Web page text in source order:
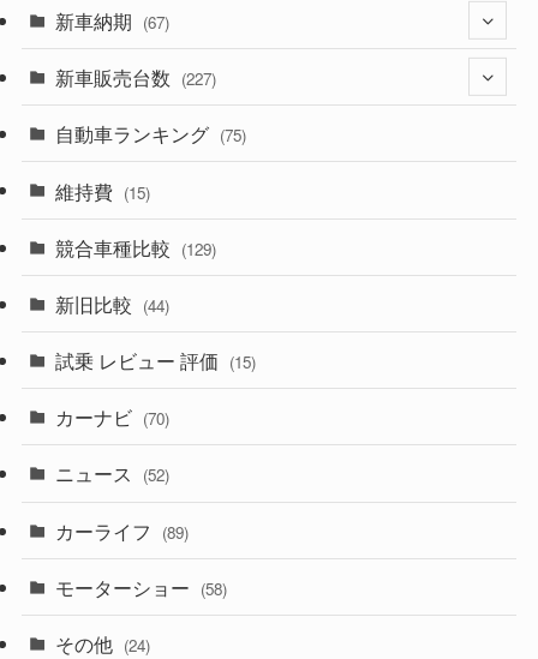
(330)
(526)
(357)
(328)
(194)
(230)
(253)
(242)
(85)
(84)
(14)
(222)
(50)
(43)
(6)
(9)
(58)
(28)
(27)
(26)
新車納期 (67)
(28)
(8)
(3)
(3)
(5)
(1)
新車販売台数 (227)
(21)
(5)
(7)
(5)
自動車ランキング (75)
維持費 (15)
競合車種比較 (129)
新旧比較 (44)
試乗 レビュー 評価 (15)
カーナビ (70)
ニュース (52)
カーライフ (89)
モーターショー (58)
その他 (24)